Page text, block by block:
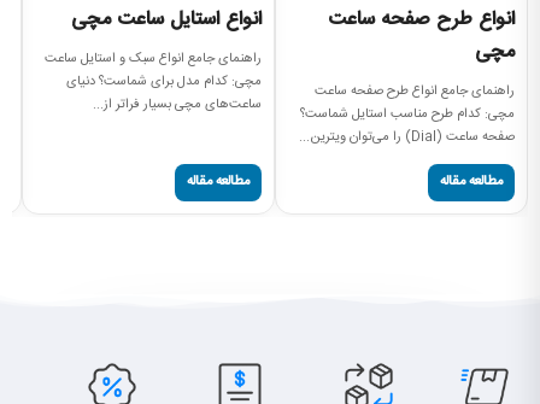
انواع طرح صفحه ساعت
مچی
راهنمای جامع انواع طرح صفحه ساعت
مچی: کدام طرح مناسب استایل شماست؟
صفحه ساعت (Dial) را می‌توان ویترین...
مطالعه مقاله
انواع استایل ساعت مچی
راهنمای جامع انواع سبک و استایل ساعت
مچی: کدام مدل برای شماست؟ دنیای
ساعت‌های مچی بسیار فراتر از...
مطالعه مقاله